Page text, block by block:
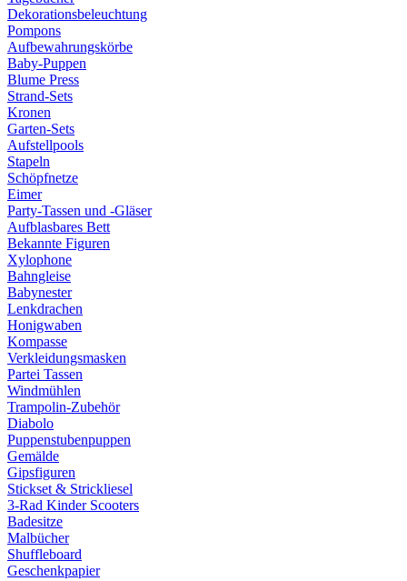
Dekorationsbeleuchtung
Pompons
Aufbewahrungskörbe
Baby-Puppen
Blume Press
Strand-Sets
Kronen
Garten-Sets
Aufstellpools
Stapeln
Schöpfnetze
Eimer
Party-Tassen und -Gläser
Aufblasbares Bett
Bekannte Figuren
Xylophone
Bahngleise
Babynester
Lenkdrachen
Honigwaben
Kompasse
Verkleidungsmasken
Partei Tassen
Windmühlen
Trampolin-Zubehör
Diabolo
Puppenstubenpuppen
Gemälde
Gipsfiguren
Stickset & Strickliesel
3-Rad Kinder Scooters
Badesitze
Malbücher
Shuffleboard
Geschenkpapier